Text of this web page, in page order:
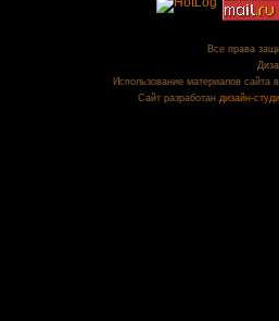
Все права
Использование материалов сайта
Сайт разработан дизайн-